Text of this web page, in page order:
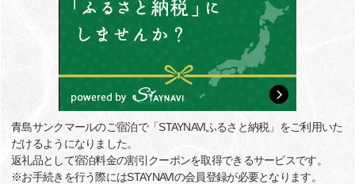
青島サンクマールのご宿泊で「STAYNAVIふるさと納税」をご利用いた
だけるようになりました。
返礼品として宿泊料金の割引クーポンを取得できるサービスです。
※お手続きを行う際にはSTAYNAVIの会員登録が必要となります。